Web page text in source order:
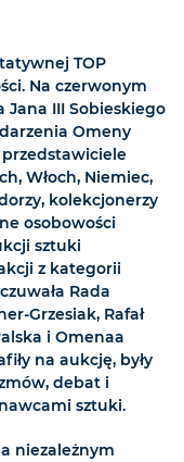
TOP
Na czerwonym
Jana III Sobieskiego
Omeny
przedstawiciele
Włoch, Niemiec,
kolekcjonerzy
osobowości
sztuki
z kategorii
Rada
Grzesiak, Rafał
i Omenaa
na aukcję, były
debat i
sztuki.
niezależnym